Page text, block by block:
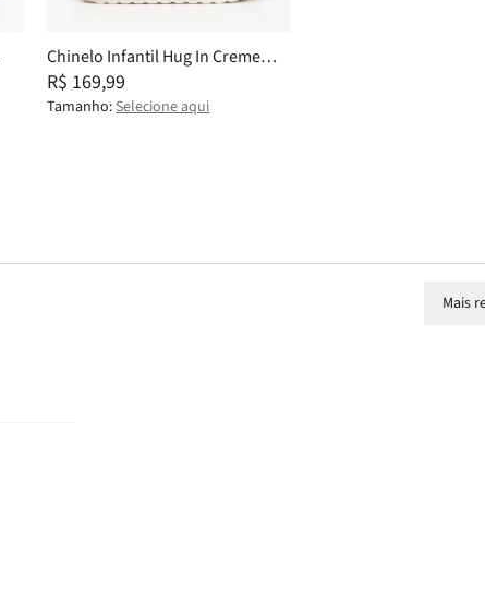
Chinelo Infantil Hug In Creme
PJ7733IN 35
R$ 169,99
Tamanho: Selecione aqui
Mais